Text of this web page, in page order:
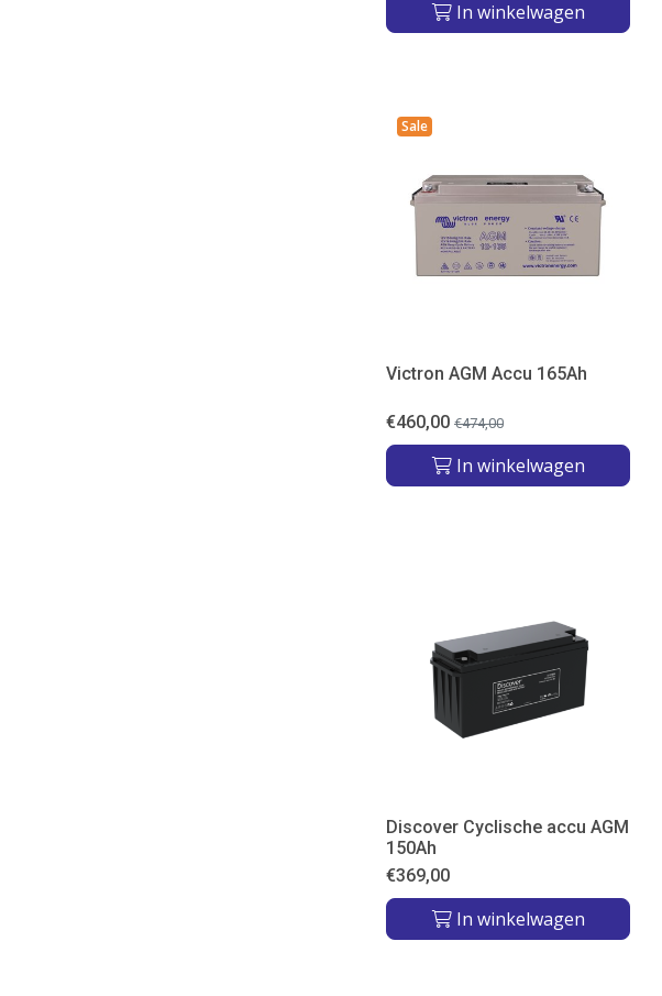
In winkelwagen
Sale
Victron AGM Accu 165Ah
€460,00 €474,00
In winkelwagen
Discover Cyclische accu AGM
150Ah
€369,00
In winkelwagen